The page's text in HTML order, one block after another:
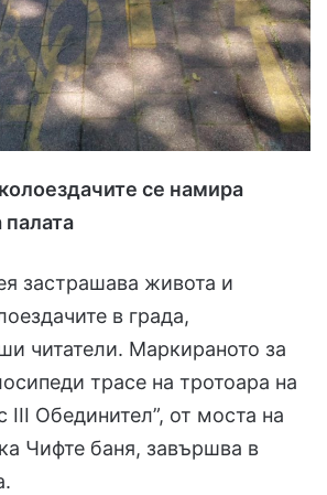
X a
i
l
се намира
застрашава живота и
в града,
читатели. Маркираното за
трасе на тротоара на
III Обединител”, от моста на
Чифте баня, завършва в